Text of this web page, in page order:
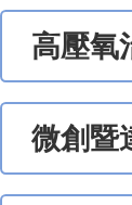
高壓氧
微創暨